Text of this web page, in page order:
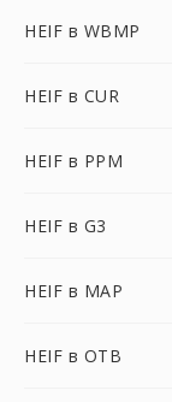
HEIF в WBMP
HEIF в CUR
HEIF в PPM
HEIF в G3
HEIF в MAP
HEIF в OTB